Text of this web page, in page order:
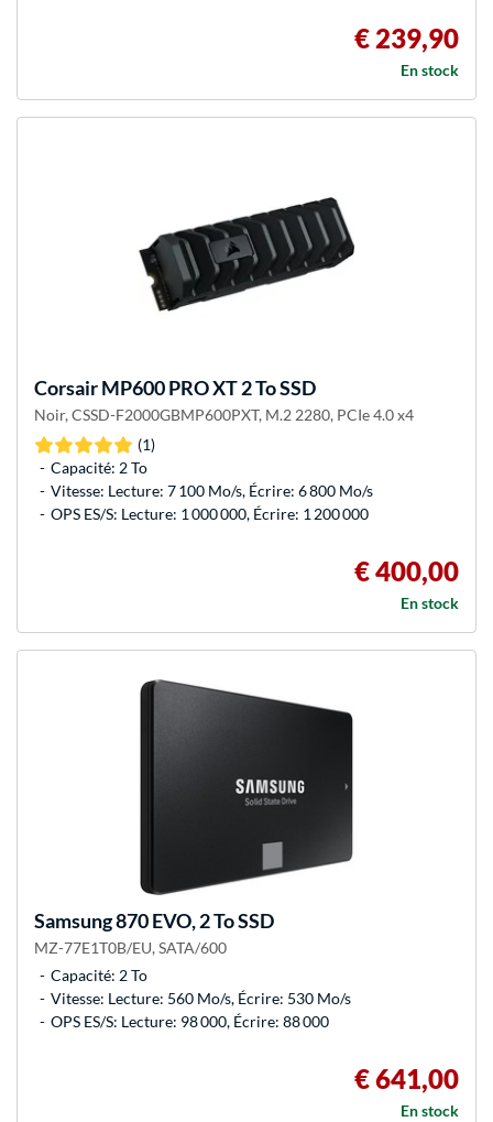
€ 239,90
En stock
CorsairMP600 PRO XT 2 To SSD
Noir, CSSD-F2000GBMP600PXT, M.2 2280, PCIe 4.0 x4
(1)
Capacité: 2 To
Vitesse: Lecture: 7 100 Mo/s, Écrire: 6 800 Mo/s
OPS ES/S: Lecture: 1 000 000, Écrire: 1 200 000
€ 400,00
En stock
Samsung870 EVO, 2 To SSD
MZ-77E1T0B/EU, SATA/600
Capacité: 2 To
Vitesse: Lecture: 560 Mo/s, Écrire: 530 Mo/s
OPS ES/S: Lecture: 98 000, Écrire: 88 000
€ 641,00
En stock